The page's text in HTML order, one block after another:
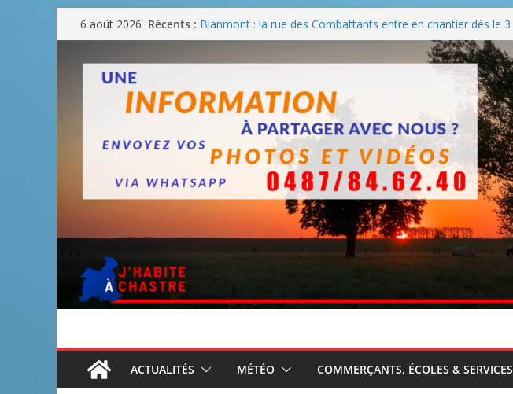
Passer
au
contenu
6 août 2026 Récents : Blanmont : la rue des Combattants entre en chantier dès le 3
août
Une fête nationale sans drache
ACTUALITÉS MÉTÉO COMMERÇANTS, ÉCOLES & SERVICES